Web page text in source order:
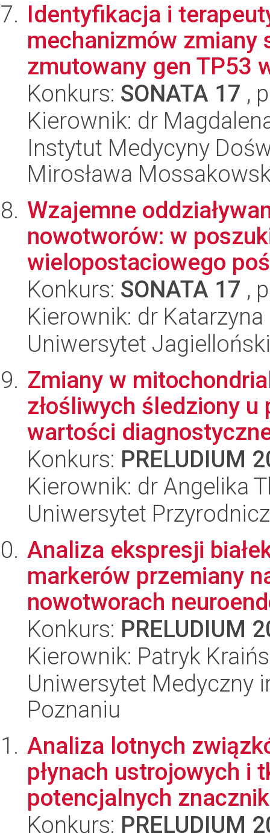
Identyfikacja i
mechanizmów zmiany
zmutowany gen TP53
Konkurs: SONATA 17 ,
Kierownik: dr
Instytut Medycyny
Mirosława
Wzajemne
nowotworów: w
wielopostaciowego
Konkurs: SONATA 17 ,
Kierownik: dr
Uniwersytet
Zmiany w
złośliwych śledziony
wartości
Konkurs: PRELUDIUM
Kierownik: dr Angelika
Uniwersytet
Analiza ekspresji
markerów przemiany
nowotworach
Konkurs: PRELUDIUM
Kierownik: Patryk
Uniwersytet Medyczny
Poznaniu
Analiza lotnych
płynach ustrojowych i
potencjalnych
Konkurs: PRELUDIUM